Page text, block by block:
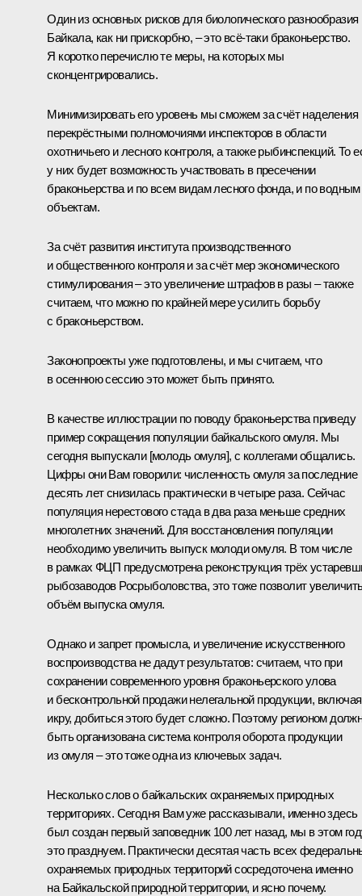
Один из основных рисков для биологического разнообразия
Байкала, как ни прискорбно, – это всё-таки браконьерство.
Я коротко перечислю те меры, на которых мы
сконцентрировались.
Минимизировать его уровень мы сможем за счёт наделения
перекрёстными полномочиями инспекторов в области
охотничьего и лесного контроля, а также рыбинспекций. То
у них будет возможность участвовать в пресечении
браконьерства и по всем видам лесного фонда, и по водным
объектам.
За счёт развития института производственного
и общественного контроля и за счёт мер экономического
стимулирования – это увеличение штрафов в разы – также
считаем, что можно по крайней мере усилить борьбу
с браконьерством.
Законопроекты уже подготовлены, и мы считаем, что
в осеннюю сессию это может быть принято.
В качестве иллюстрации по поводу браконьерства приведу
пример сокращения популяции байкальского омуля. Мы
сегодня выпускали [молодь омуля], с коллегами общались.
Цифры они Вам говорили: численность омуля за последние
десять лет снизилась практически в четыре раза. Сейчас
популяция нерестового стада в два раза меньше средних
многолетних значений. Для восстановления популяции
необходимо увеличить выпуск молоди омуля. В том числе
в рамках ФЦП предусмотрена реконструкция трёх
рыбозаводов Росрыболовства, это тоже позволит
объём выпуска омуля.
Однако и запрет промысла, и увеличение искусственного
воспроизводства не дадут результатов: считаем, что при
сохранении современного уровня браконьерского улова
и бесконтрольной продажи нелегальной продукции, включая
икру, добиться этого будет сложно. Поэтому регионом
быть организована система контроля оборота продукции
из омуля – это тоже одна из ключевых задач.
Несколько слов о байкальских охраняемых природных
территориях. Сегодня Вам уже рассказывали, именно здесь
был создан первый заповедник 100 лет назад, мы в этом
это празднуем. Практически десятая часть всех
охраняемых природных территорий сосредоточена именно
на Байкальской природной территории, и ясно почему.